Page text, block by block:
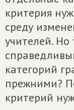
критерия
среду
учителей. Но
категорий
прежними?
критерий